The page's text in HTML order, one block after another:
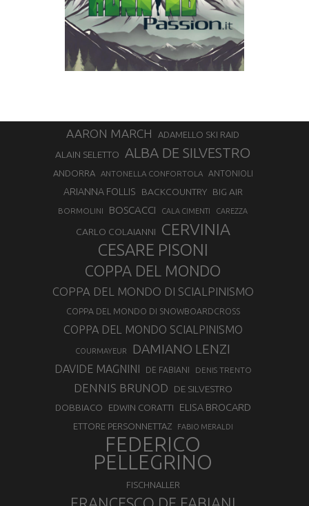
AARON MARCH ADAMELLO SKI RAID
ALAIN SELETTO ALBA DE SILVESTRO
ANDORRA ANTONELLA CONFORTOLA ANTONIOLI
ARIANNA FOLLIS BACKCOUNTRY BIG AIR
BORMOLINI BOSCACCI CALA CIMENTI CAREZZA
CARLO COLAIANNI CERVINIA
CESARE PISONI
COPPA DEL MONDO
COPPA DEL MONDO DI SCIALPINISMO
COPPA DEL MONDO DI SNOWBOARDCROSS
COPPA DEL MONDO SCIALPINISMO
COURMAYEUR DAMIANO LENZI
DAVIDE MAGNINI DE FABIANI DENIS TRENTO
DENNIS BRUNOD DE SILVESTRO
DOBBIACO EDWIN CORATTI ELISA BROCARD
ETTORE PERSONNETTAZ FABIO MERALDI
FEDERICO
PELLEGRINO
FISCHNALLER